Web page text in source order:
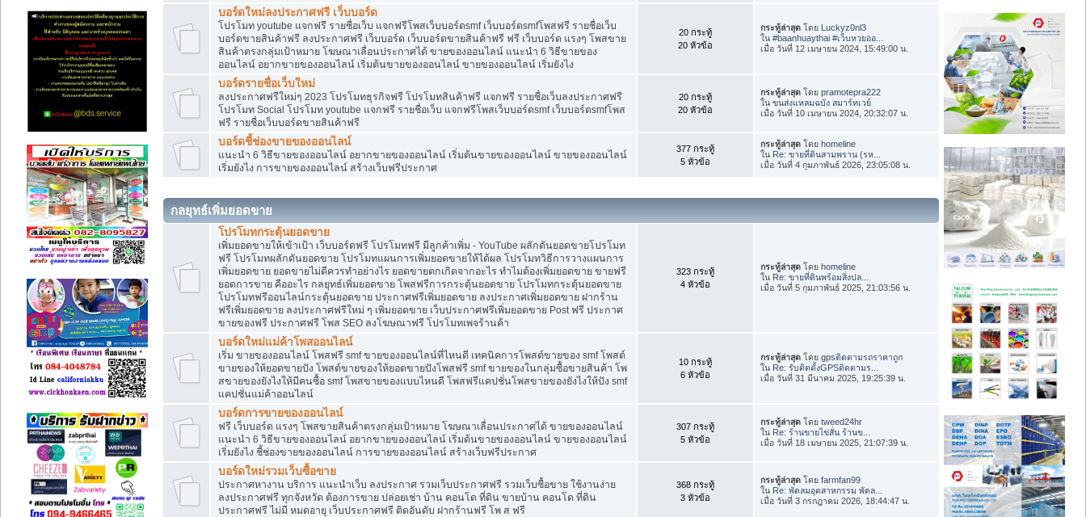
บอร์ดใหม่ลงประกาศฟรี เว็บบอร์ด
โปรโมท youtube แจกฟรี รายชื่อเว็บ แจกฟรีโพสเว็บบอร์ดsmf เว็บบอร์ดsmfโพสฟรี รายชื่อเว็บ
บอร์ดขายสินค้าฟรี ลงประกาศฟรี เว็บบอร์ด เว็บบอร์ดขายสินค้าฟรี ฟรี เว็บบอร์ด แรงๆ โพสขาย
สินค้าตรงกลุ่มเป้าหมาย โฆษณาเลื่อนประกาศได้ ขายของออนไลน์ แนะนำ 6 วิธีขายของ
ออนไลน์ อยากขายของออนไลน์ เริ่มต้นขายของออนไลน์ ขายของออนไลน์ เริ่มยังไง
20 กระทู้
20 หัวข้อ
กระทู้ล่าสุด โดย Luckyz0nl3
ใน#baanhuaythai #เว็บหวยออ...
เมื่อ วันที่ 12 เมษายน 2024, 15:49:00 น.
บอร์ดรายชื่อเว็บใหม่
ลงประกาศฟรีใหม่ๆ 2023 โปรโมทธุรกิจฟรี โปรโมทสินค้าฟรี แจกฟรี รายชื่อเว็บลงประกาศฟรี
โปรโมท Social โปรโมท youtube แจกฟรี รายชื่อเว็บ แจกฟรีโพสเว็บบอร์ดsmf เว็บบอร์ดsmfโพส
ฟรี รายชื่อเว็บบอร์ดขายสินค้าฟรี
20 กระทู้
20 หัวข้อ
กระทู้ล่าสุด โดยpramotepra222
ในขนส่งแหลมฉบัง สมาร์ทเวย์
เมื่อ วันที่ 10 เมษายน 2024, 20:32:07 น.
บอร์ดชี้ช่องขายของออนไลน์
แนะนำ 6 วิธีขายของออนไลน์ อยากขายของออนไลน์ เริ่มต้นขายของออนไลน์ ขายของออนไลน์
เริ่มยังไง การขายของออนไลน์ สร้างเว็บฟรีประกาศ
377 กระทู้
5 หัวข้อ
กระทู้ล่าสุด โดยhomeline
ใน Re: ขายที่ดินสามพราน (รห...
เมื่อ วันที่ 4 กุมภาพันธ์ 2026, 23:05:08 น.
กลยุทธ์เพิ่มยอดขาย
โปรโมทกระตุ้นยอดขาย
เพิ่มยอดขายให้เข้าเป้า เว็บบอร์ดฟรี โปรโมทฟรี มีลูกค้าเพิ่ม - YouTube ผลักดันยอดขายโปรโมท
ฟรี โปรโมทผลักดันยอดขาย โปรโมทแผนการเพิ่มยอดขายให้ได้ผล โปรโมทวิธีการวางแผนการ
เพิ่มยอดขาย ยอดขายไม่ดีควรทำอย่างไร ยอดขายตกเกิดจากอะไร ทำไมต้องเพิ่มยอดขาย ขายฟรี
ยอดการขาย คืออะไร กลยุทธ์เพิ่มยอดขาย โพสฟรีการกระตุ้นยอดขาย โปรโมทกระตุ้นยอดขาย
โปรโมทฟรีออนไลน์กระตุ้นยอดขาย ประกาศฟรีเพิ่มยอดขาย ลงประกาศเพิ่มยอดขาย ฝากร้าน
ฟรีเพิ่มยอดขาย ลงประกาศฟรีใหม่ ๆ เพิ่มยอดขาย เว็บประกาศฟรีเพิ่มยอดขาย Post ฟรี ประกาศ
ขายของฟรี ประกาศฟรี โพส SEO ลงโฆษณาฟรี โปรโมทเพจร้านค้า
323 กระทู้
4 หัวข้อ
กระทู้ล่าสุด โดยhomeline
ใน Re: ขายที่ดินพร้อมสิ่งปล...
เมื่อ วันที่ 5 กุมภาพันธ์ 2025, 21:03:56 น.
บอร์ดใหม่แม่ค้าโพสออนไลน์
เริ่ม ขายของออนไลน์ โพสฟรี smf ขายของออนไลน์ที่ไหนดี เทคนิคการโพสต์ขายของ smf โพสต์
ขายของให้ยอดขายปัง โพสต์ขายของให้ยอดขายปังโพสฟรี smf ขายของในกลุ่มซื้อขายสินค้า โพ
สขายของยังไงให้มีคนซื้อ smf โพสขายของแบบไหนดี โพสฟรีแคปชั่นโพสขายของยังไงให้ปัง smf
แคปชั่นแม่ค้าออนไลน์
10 กระทู้
6 หัวข้อ
กระทู้ล่าสุด โดยgpsติดตามรถราคาถูก
ใน Re: รับติดตั้งGPSติดตามร...
เมื่อ วันที่ 31 มีนาคม 2025, 19:25:39 น.
บอร์ดการขายของออนไลน์
ฟรี เว็บบอร์ด แรงๆ โพสขายสินค้าตรงกลุ่มเป้าหมาย โฆษณาเลื่อนประกาศได้ ขายของออนไลน์
แนะนำ 6 วิธีขายของออนไลน์ อยากขายของออนไลน์ เริ่มต้นขายของออนไลน์ ขายของออนไลน์
เริ่มยังไง ชี้ช่องขายของออนไลน์ การขายของออนไลน์ สร้างเว็บฟรีประกาศ
307 กระทู้
5 หัวข้อ
กระทู้ล่าสุด โดยtweed24hr
ใน Re: ร้านขายไข่สั่น ร้านข...
เมื่อ วันที่ 18 เมษายน 2025, 21:07:39 น.
บอร์ดใหม่รวมเว็บซื้อขาย
ประกาศหางาน บริการ แนะนำเว็บ ลงประกาศ รวมเว็บประกาศฟรี รวมเว็บซื้อขาย ใช้งานง่าย
ลงประกาศฟรี ทุกจังหวัด ต้องการขาย ปล่อยเช่า บ้าน คอนโด ที่ดิน ขายบ้าน คอนโด ที่ดิน
ประกาศฟรี ไม่มี หมดอายุ เว็บประกาศฟรี ติดอันดับ ฝากร้านฟรี โพ ส ฟรี
368 กระทู้
3 หัวข้อ
กระทู้ล่าสุด โดยfarmfan99
ใน Re: พัดลมอุตสาหกรรม พัดล...
เมื่อ วันที่ 3 กรกฎาคม 2026, 18:44:47 น.